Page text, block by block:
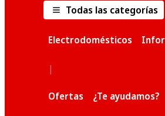
Todas las categorías
Electrodomésticos
|
Ofertas ¿Te ayudamos?